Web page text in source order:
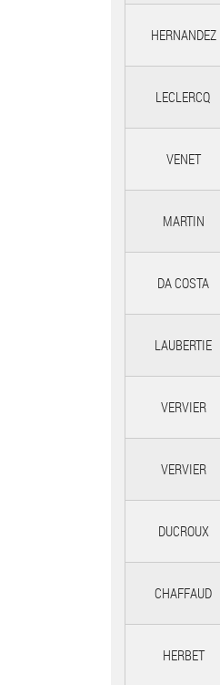
HERNANDEZ
LECLERCQ
VENET
MARTIN
DA COSTA
LAUBERTIE
VERVIER
VERVIER
DUCROUX
CHAFFAUD
HERBET